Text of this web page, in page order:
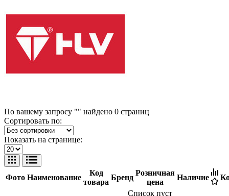
По вашему запросу "" найдено 0 страниц
Сортировать по:
Показать на странице:
Фото Наименование
Код
товара
Бренд
Розничная
цена
Наличие
Список пуст